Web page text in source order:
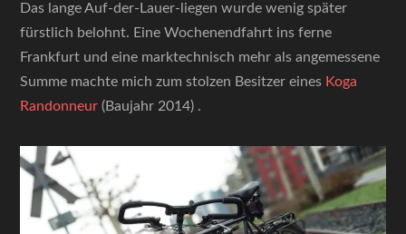
Das lange Auf-der-Lauer-liegen wurde wenig später
fürstlich belohnt. Eine Wochenendfahrt ins ferne
Frankfurt und eine marktechnisch mehr als angemessene
Summe machte mich zum stolzen Besitzer eines Koga
Randonneur (Baujahr 2014) .